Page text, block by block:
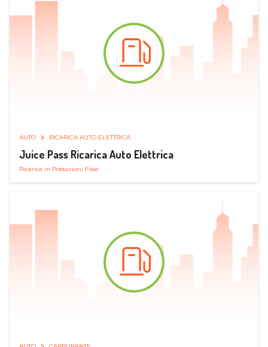
AUTO RICARICA AUTO ELETTRICA
Juice Pass Ricarica Auto Elettrica
Ricarica in Postazioni Fisse